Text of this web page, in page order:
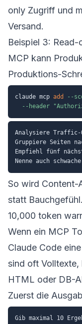
only Zugriff und
Versand.
Beispiel 3:
MCP kann
Produktions-
claude mcp add --
--header
Analysiere Traffic-
Gruppiere Seiten
Empfiehl fünf
So wird Content-
statt Bauchgefühl.
10,000 token
Wenn ein MCP
Claude Code
sind oft
HTML oder DB-
Zuerst die
Gib maximal 10